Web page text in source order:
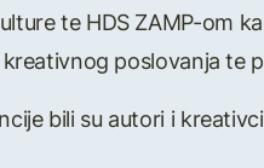
te HDS ZAMP-om
poslovanja te
bili su autori i